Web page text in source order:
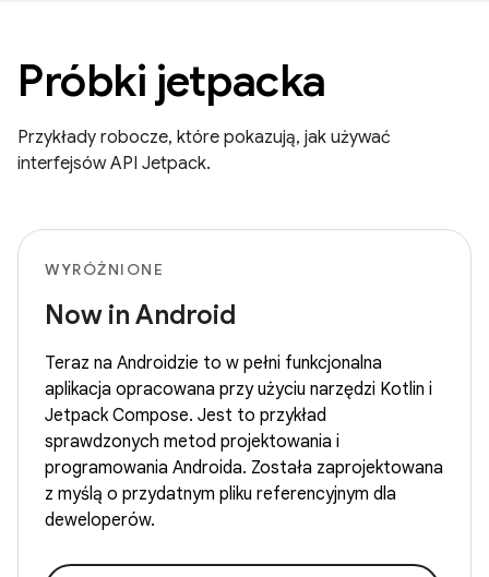
Próbki jetpacka
Przykłady robocze, które pokazują, jak używać
interfejsów API Jetpack.
WYRÓŻNIONE
Now in Android
Teraz na Androidzie to w pełni funkcjonalna
aplikacja opracowana przy użyciu narzędzi Kotlin i
Jetpack Compose. Jest to przykład
sprawdzonych metod projektowania i
programowania Androida. Została zaprojektowana
z myślą o przydatnym pliku referencyjnym dla
deweloperów.